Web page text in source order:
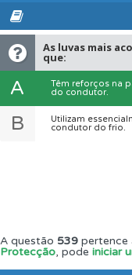
As luvas mais
que:
A
Têm reforços na
do condutor.
B
Utilizam
condutor do frio.
A questão 539 pertence
Protecção, pode iniciar